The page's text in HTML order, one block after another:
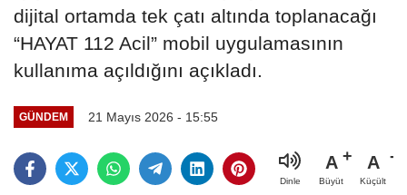
dijital ortamda tek çatı altında toplanacağı
“HAYAT 112 Acil” mobil uygulamasının
kullanıma açıldığını açıkladı.
GÜNDEM 21 Mayıs 2026 - 15:55
Dinle
A
Büyüt
A
Küçült